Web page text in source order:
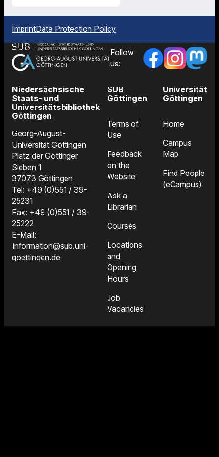
ImprintData Protection Policy
Follow
us:
Niedersächsische
Staats- und
Universitätsbibliothek
Göttingen
Georg-August-
Universität Göttingen
Platz der Göttinger
Sieben 1
37073 Göttingen
Tel: +49 (0)551 / 39-
25231
Fax: +49 (0)551 / 39-
25222
E-Mail:
information@sub.uni-
goettingen.de
SUB
Göttingen
Terms of
Use
Feedback
on the
Website
Ask a
Librarian
Courses
Locations
and
Opening
Hours
Job
Vacancies
Universität
Göttingen
Home
Campus
Map
Find People
(eCampus)